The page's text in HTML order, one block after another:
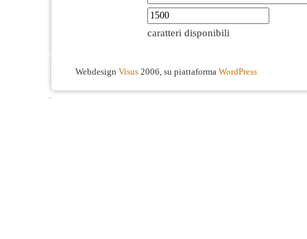
caratteri disponibili
Webdesign Visus 2006, su piattaforma WordPress